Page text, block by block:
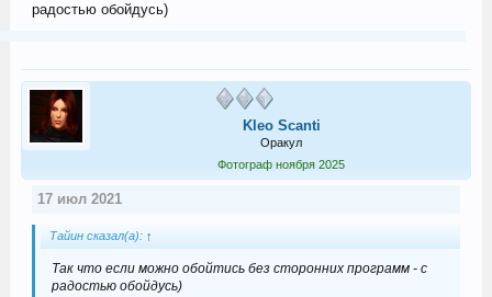
радостью обойдусь)
Kleo Scanti
Оракул
Фотограф ноября 2025
17 июл 2021
Тайин сказал(а): ↑
Так что если можно обойтись без сторонних программ - с
радостью обойдусь)